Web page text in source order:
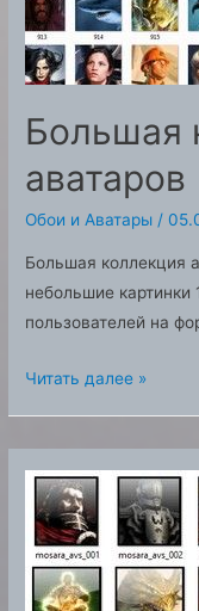
Большая
аватаров
Обои и Аватары /
Большая коллекция
небольшие
пользователей на
Большая
Читать далее »